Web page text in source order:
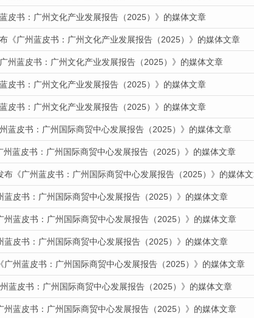
皮书：广州文化产业发展报告（2025）》的媒体文章
《广州蓝皮书：广州文化产业发展报告（2025）》的媒体文章
州蓝皮书：广州文化产业发展报告（2025）》的媒体文章
皮书：广州文化产业发展报告（2025）》的媒体文章
皮书：广州文化产业发展报告（2025）》的媒体文章
蓝皮书：广州国际商贸中心发展报告（2025）》的媒体文章
蓝皮书：广州国际商贸中心发展报告（2025）》的媒体文章
《广州蓝皮书：广州国际商贸中心发展报告（2025）》的媒体
皮书：广州国际商贸中心发展报告（2025）》的媒体文章
蓝皮书：广州国际商贸中心发展报告（2025）》的媒体文章
皮书：广州国际商贸中心发展报告（2025）》的媒体文章
州蓝皮书：广州国际商贸中心发展报告（2025）》的媒体文章
蓝皮书：广州国际商贸中心发展报告（2025）》的媒体文章
蓝皮书：广州国际商贸中心发展报告（2025）》的媒体文章